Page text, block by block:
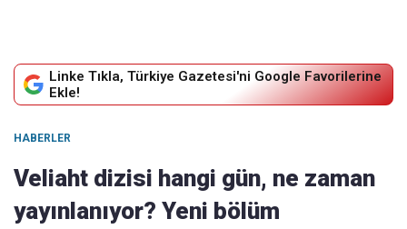
Linke Tıkla, Türkiye Gazetesi'ni Google Favorilerine
Ekle!
HABERLER
Veliaht dizisi hangi gün, ne zaman
yayınlanıyor? Yeni bölüm